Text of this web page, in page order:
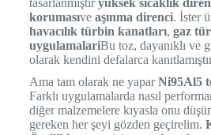
korumasıve aşınma direnci. İster
havacılık türbin kanatları, gaz
uygulamalariBu toz, dayanıklı ve
olarak kendini defalarca
Ama tam olarak ne yaparNi95Al5
Farklı uygulamalarda nasıl
diğer malzemelere kıyasla onu
gereken her şeyi gözden geçirelim.